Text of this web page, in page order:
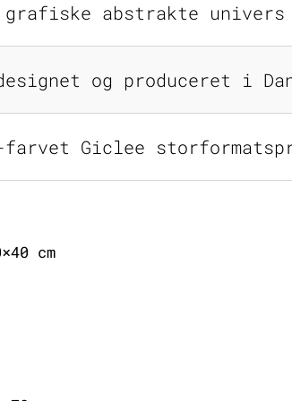
abstrakte univers
og produceret i
Giclee
cm